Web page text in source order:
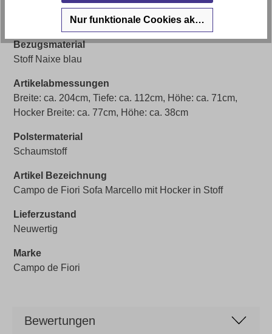
Sofort Lieferbar 🚚
Ja (solange Vorrat reicht)
Bezugsmaterial
Stoff Naixe blau
Artikelabmessungen
Breite: ca. 204cm, Tiefe: ca. 112cm, Höhe: ca. 71cm,
Hocker Breite: ca. 77cm, Höhe: ca. 38cm
Polstermaterial
Schaumstoff
Artikel Bezeichnung
Campo de Fiori Sofa Marcello mit Hocker in Stoff
Lieferzustand
Neuwertig
Marke
Campo de Fiori
Bewertungen
Nur funktionale Cookies akzeptieren